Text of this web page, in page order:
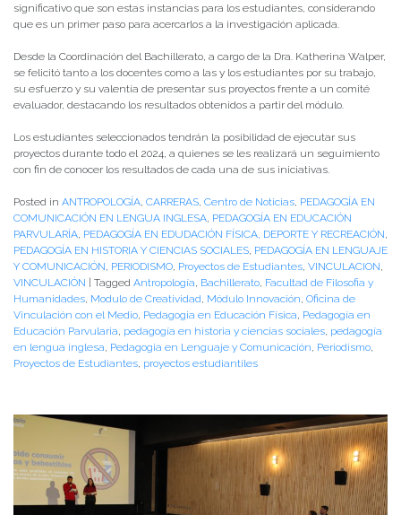
significativo que son estas instancias para los estudiantes, considerando
que es un primer paso para acercarlos a la investigación aplicada.
Desde la Coordinación del Bachillerato, a cargo de la Dra. Katherina Walper,
se felicitó tanto a los docentes como a las y los estudiantes por su trabajo,
su esfuerzo y su valentía de presentar sus proyectos frente a un comité
evaluador, destacando los resultados obtenidos a partir del módulo.
Los estudiantes seleccionados tendrán la posibilidad de ejecutar sus
proyectos durante todo el 2024, a quienes se les realizará un seguimiento
con fin de conocer los resultados de cada una de sus iniciativas.
Posted in ANTROPOLOGÍA CARRERAS Centro de Noticias PEDAGOGÍA EN
COMUNICACIÓN EN LENGUA INGLESA PEDAGOGÍA EN EDUCACIÓN
PARVULARÍA PEDAGOGÍA EN EDUDACIÓN FÍSICA, DEPORTE Y RECREACIÓN
PEDAGOGÍA EN HISTORIA Y CIENCIAS SOCIALES PEDAGOGÍA EN LENGUAJE
Y COMUNICACIÓN PERIODISMO Proyectos de Estudiantes VINCULACION
VINCULACIÓN | Tagged Antropología Bachillerato Facultad de Filosofia y
Humanidades Modulo de Creatividad Módulo Innovación Oficina de
Vinculación con el Medio Pedagogia en Educación Física Pedagogía en
Educación Parvularia pedagogía en historia y ciencias sociales pedagogía
en lengua inglesa Pedagogia en Lenguaje y Comunicación Periodismo
Proyectos de Estudiantes proyectos estudiantiles